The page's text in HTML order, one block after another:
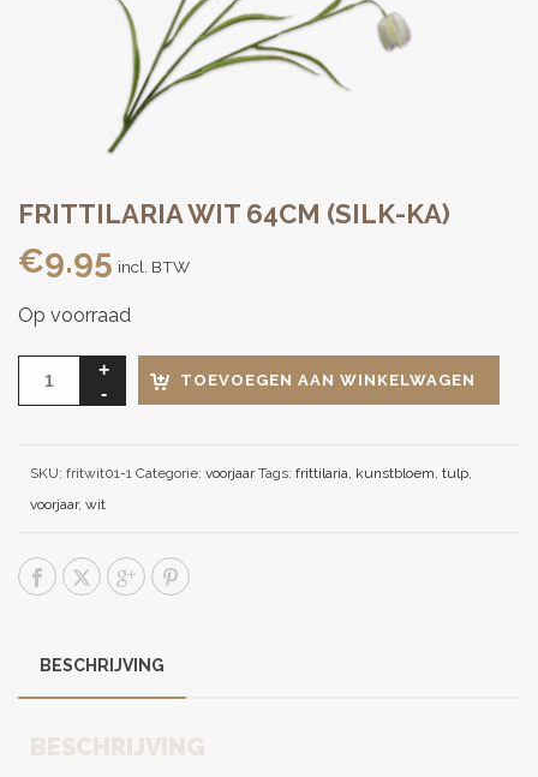
FRITTILARIA WIT 64CM (SILK-KA)
€9.95 incl. BTW
Op voorraad
TOEVOEGEN AAN WINKELWAGEN
SKU: fritwit01-1 Categorie: voorjaar Tags: frittilaria, kunstbloem, tulp,
voorjaar, wit
BESCHRIJVING
BESCHRIJVING